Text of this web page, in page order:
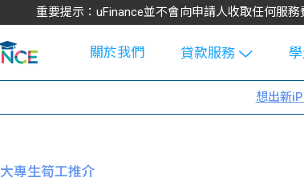
重要提示：uFinance並不會向申請人收取任何服
關於我們
貸款服務
學生貸款
想出新
大專生筍工推介